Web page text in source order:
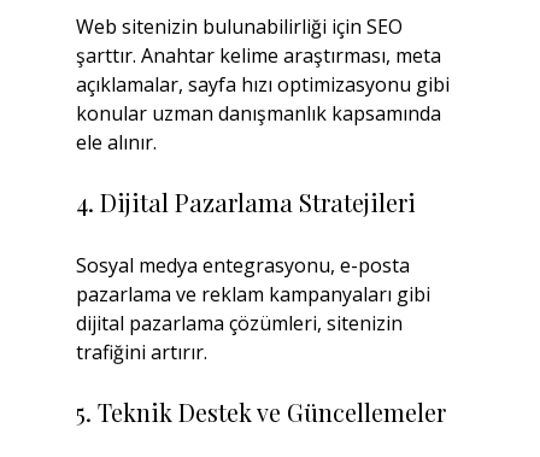
Web sitenizin bulunabilirliği için SEO
şarttır. Anahtar kelime araştırması, meta
açıklamalar, sayfa hızı optimizasyonu gibi
konular uzman danışmanlık kapsamında
ele alınır.
4. Dijital Pazarlama Stratejileri
Sosyal medya entegrasyonu, e-posta
pazarlama ve reklam kampanyaları gibi
dijital pazarlama çözümleri, sitenizin
trafiğini artırır.
5. Teknik Destek ve Güncellemeler